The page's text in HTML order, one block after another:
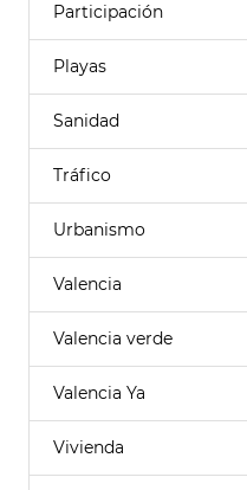
Participación
Playas
Sanidad
Tráfico
Urbanismo
Valencia
Valencia verde
Valencia Ya
Vivienda